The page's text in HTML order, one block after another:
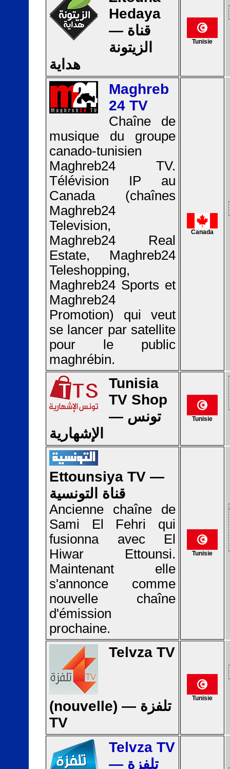
Hedaya
— قناة
الزيتونة
هداية
Tunisie
Maghreb
24 TV
Chaîne de
musique du groupe
canado-tunisien
Maghreb24 TV.
Télévision IP au
Canada (chaînes
Maghreb24
Television,
Maghreb24 Real
Estate, Maghreb24
Teleshopping,
Maghreb24 Sports et
Maghreb24
Promotion) qui veut
se lancer par satellite
pour le public
maghrébin.
Canada
Tunisia
TV Shop
— تونس
الإشهارية
Tunisie
Ettounsiya TV —
قناة التونسية
Ancienne chaîne de
Sami El Fehri qui
fusionna avec El
Hiwar Ettounsi.
Maintenant elle
s'annonce comme
nouvelle chaîne
d'émission
prochaine.
Tunisie
Telvza TV
(nouvelle) — تلفزة
TV
Tunisie
Telvza TV
— تلفزة